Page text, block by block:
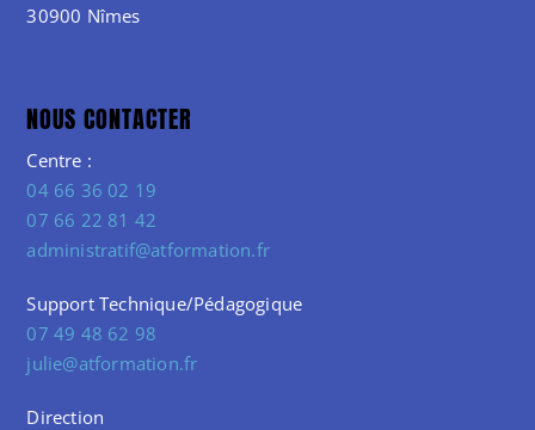
30900 Nîmes
NOUS CONTACTER
Centre :
04 66 36 02 19
07 66 22 81 42
administratif@atformation.fr
Support Technique/Pédagogique
07 49 48 62 98
julie@atformation.fr
Direction